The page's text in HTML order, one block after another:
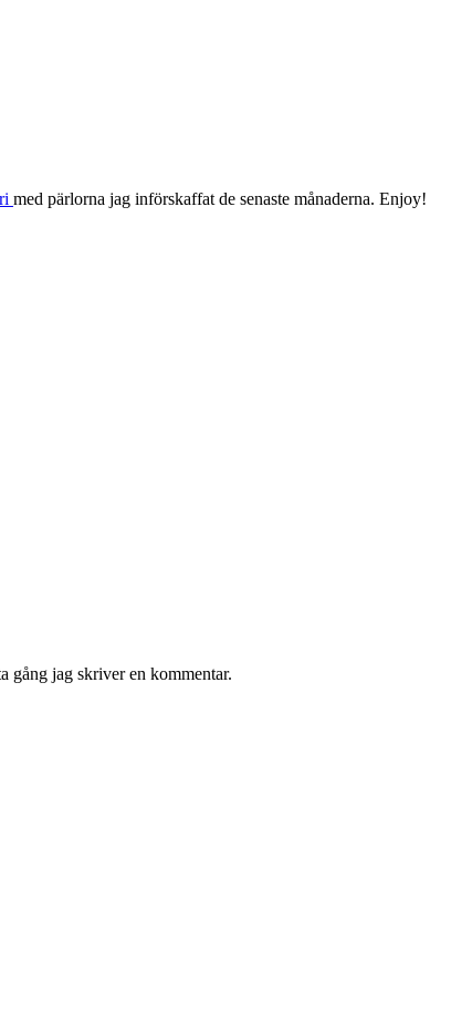
med pärlorna jag införskaffat de senaste månaderna. Enjoy!
gång jag skriver en kommentar.